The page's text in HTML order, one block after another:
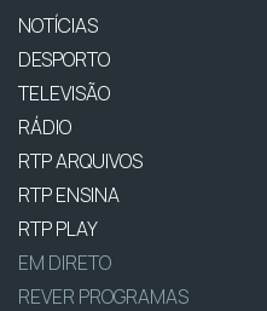
NOTÍCIAS
DESPORTO
TELEVISÃO
RÁDIO
RTP ARQUIVOS
RTP ENSINA
RTP PLAY
EM DIRETO
REVER PROGRAMAS